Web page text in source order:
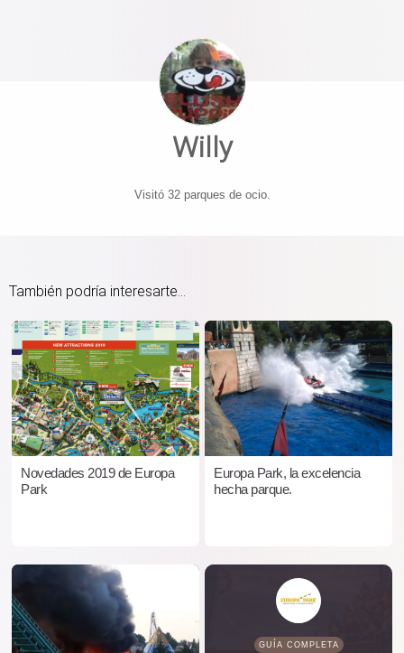
Willy
Visitó 32 parques de ocio.
También podría interesarte...
Novedades 2019 de Europa
Park
Europa Park, la excelencia
hecha parque.
GUÍA COMPLETA